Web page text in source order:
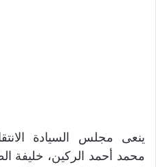
ينعى مجلس السيادة
محمد أحمد الركين، خليفة